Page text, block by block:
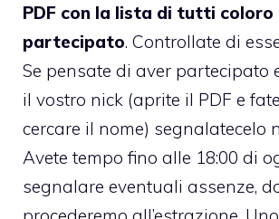
PDF con la lista di tutti coloro
partecipato. Controllate di
Se pensate di aver partecipato
il vostro nick (aprite il PDF e
cercare il nome) segnalatecelo
Avete tempo fino alle 18:00 di
segnalare eventuali assenze,